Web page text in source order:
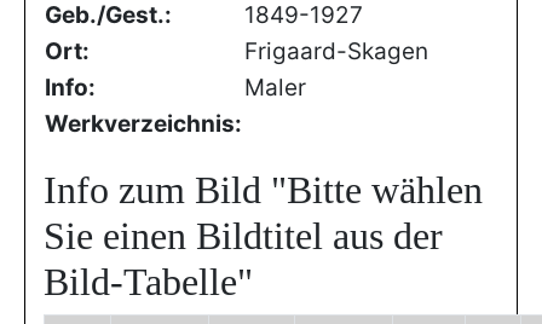
Geb./Gest.:
1849-1927
Ort:
Frigaard-Skagen
Info:
Maler
Werkverzeichnis:
Info zum Bild "Bitte wählen
Sie einen Bildtitel aus der
Bild-Tabelle"